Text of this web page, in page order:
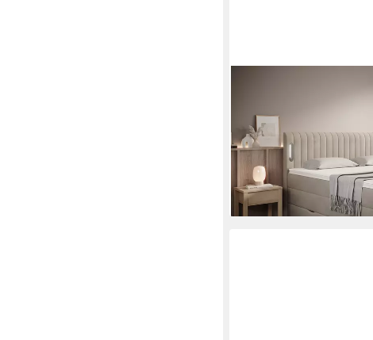
Boxspringbett FLY mit
Matratzen und premium
ab 2.099,99 € 3.239,99 €
-35%
lieferbar in 6 Wochen